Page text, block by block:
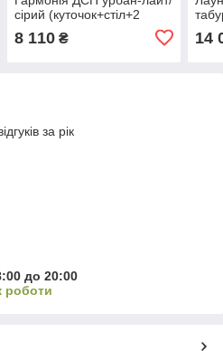
сірий (куточок+стіл+2
8 110₴ 14
за рік
до 20:00
роботи